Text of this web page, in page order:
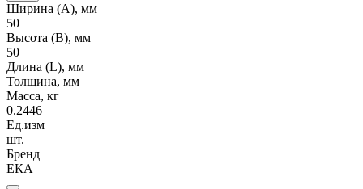
Ширина (А), мм
50
Высота (В), мм
50
Длина (L), мм
Толщина, мм
Масса, кг
0.2446
Ед.изм
шт.
Бренд
ЕКА